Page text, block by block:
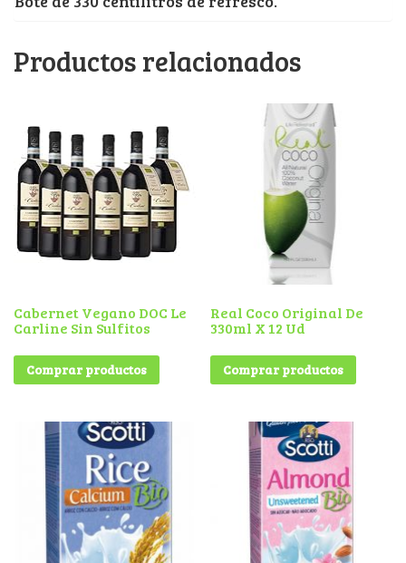
Productos relacionados
Cabernet Vegano DOC Le
Carline Sin Sulfitos
Comprar productos
Real Coco Original De
330ml X 12 Ud
Comprar productos